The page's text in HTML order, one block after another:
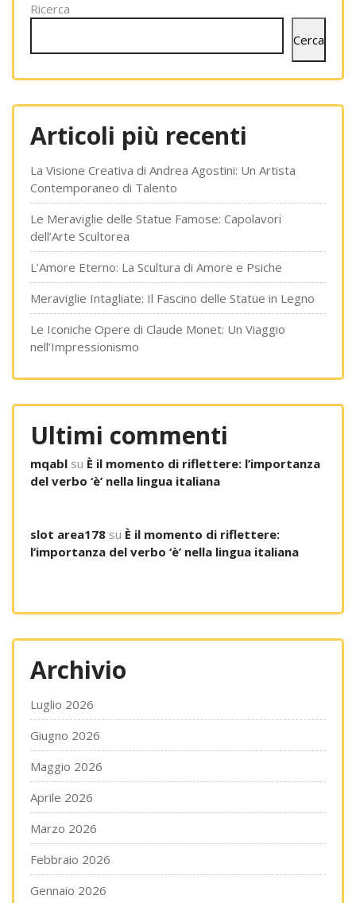
Ricerca
Cerca
Articoli più recenti
La Visione Creativa di Andrea Agostini: Un Artista
Contemporaneo di Talento
Le Meraviglie delle Statue Famose: Capolavori
dell’Arte Scultorea
L’Amore Eterno: La Scultura di Amore e Psiche
Meraviglie Intagliate: Il Fascino delle Statue in Legno
Le Iconiche Opere di Claude Monet: Un Viaggio
nell’Impressionismo
Ultimi commenti
mqabl su È il momento di riflettere: l’importanza
del verbo ‘è’ nella lingua italiana
slot area178 su È il momento di riflettere:
l’importanza del verbo ‘è’ nella lingua italiana
Archivio
Luglio 2026
Giugno 2026
Maggio 2026
Aprile 2026
Marzo 2026
Febbraio 2026
Gennaio 2026